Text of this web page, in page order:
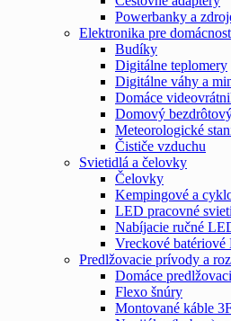
Powerbanky a
Elektronika pre
Budíky
Digitálne teplomery
Digitálne váhy a
Domáce
Domový
Meteorologické
Čističe vzduchu
Svietidlá a čelovky
Čelovky
Kempingové a
LED pracovné
Nabíjacie ručné
Vreckové
Predlžovacie prívody a
Domáce
Flexo šnúry
Montované káble